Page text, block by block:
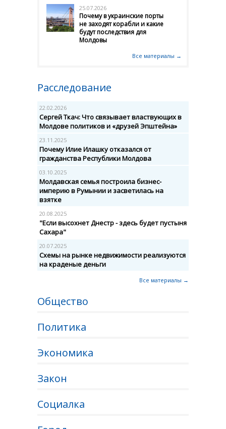
25.07.2026
Почему в украинские порты
не заходят корабли и какие
будут последствия для
Молдовы
Все материалы →
Расследование
22.02.2026
Сергей Ткач: Что связывает властвующих в
Молдове политиков и «друзей Эпштейна»
23.11.2025
Почему Илие Илашку отказался от
гражданства Республики Молдова
03.10.2025
Молдавская семья построила бизнес-
империю в Румынии и засветилась на
взятке
20.08.2025
"Если высохнет Днестр - здесь будет пустыня
Сахара"
20.07.2025
Схемы на рынке недвижимости реализуются
на краденые деньги
Все материалы →
Общество
Политика
Экономика
Закон
Социалка